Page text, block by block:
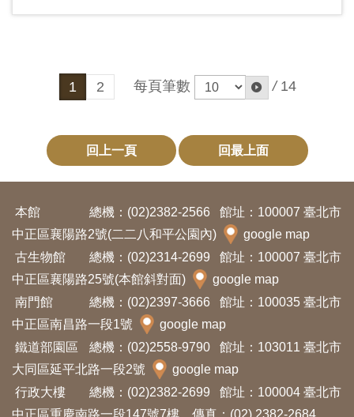
1 2 每頁筆數 / 14
回上一頁 回最上面
本館 總機：(02)2382-2566
館址：100007 臺北市
中正區襄陽路2號(二二八和平公園內)
google map
古生物館
總機：(02)2314-2699
館址：100007 臺北市
中正區襄陽路25號(本館斜對面)
google map
南門館
總機：(02)2397-3666
館址：100035 臺北市
中正區南昌路一段1號
google map
鐵道部園區
總機：(02)2558-9790
館址：103011 臺北市
大同區延平北路一段2號
google map
行政大樓
總機：(02)2382-2699
館址：100004 臺北市